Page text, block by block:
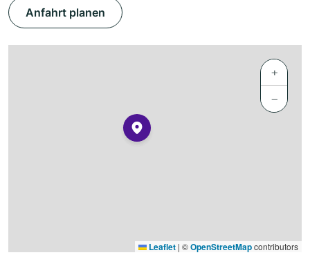
Anfahrt planen
+
−
Leaflet | ©OpenStreetMapcontributors